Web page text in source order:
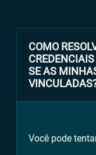
COMO
SE AS
Você pode